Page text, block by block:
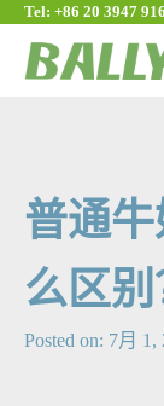
Tel: +86 20 3947
普通
么区别
Posted on: 7月 1,